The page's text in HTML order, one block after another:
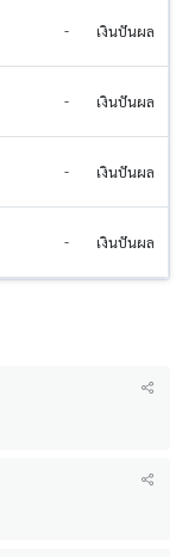
- เงินปันผล
- เงินปันผล
- เงินปันผล
- เงินปันผล